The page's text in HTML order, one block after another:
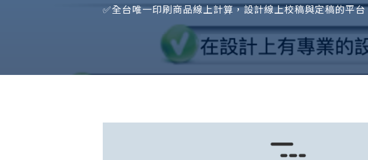
✅全台唯一印刷商品線上計算，設計線上校稿與定稿的平